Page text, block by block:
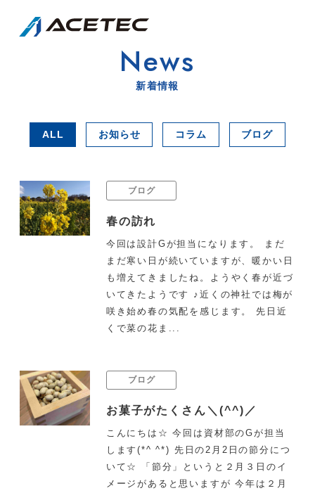
News
新着情報
ALL お知らせ コラム ブログ
ブログ
春の訪れ
今回は設計Gが担当になります。 まだ
まだ寒い日が続いていますが、暖かい日
も増えてきましたね。ようやく春が近づ
いてきたようです ♪近くの神社では梅が
咲き始め春の気配を感じます。 先日近
くで菜の花ま...
ブログ
お菓子がたくさん＼(^^)／
こんにちは☆ 今回は資材部のGが担当
します(*^ ^*) 先日の2月2日の節分につ
いて☆ 「節分」というと２月３日のイ
メージがあると思いますが 今年は２月